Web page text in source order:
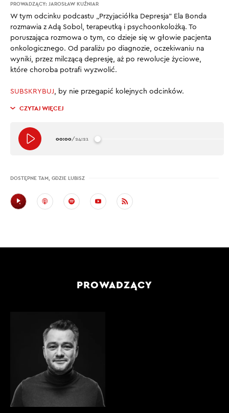
PROWADZĄCY: JAROSŁAW KUŹNIAR
W tym odcinku podcastu „Przyjaciółka Depresja” Ela Bonda
rozmawia z Adą Sobol, terapeutką i psychoonkolożką. To
poruszająca rozmowa o tym, co dzieje się w głowie pacjenta
onkologicznego. Od paraliżu po diagnozie, oczekiwaniu na
wyniki, przez milczącą depresję, aż po rewolucje życiowe,
które choroba potrafi wyzwolić.
SUBSKRYBUJ, by nie przegapić kolejnych odcinków.
CZYTAJ WIĘCEJ
00:00/24:21
DOSTĘPNE TAM, GDZIE LUBISZ
PROWADZĄCY